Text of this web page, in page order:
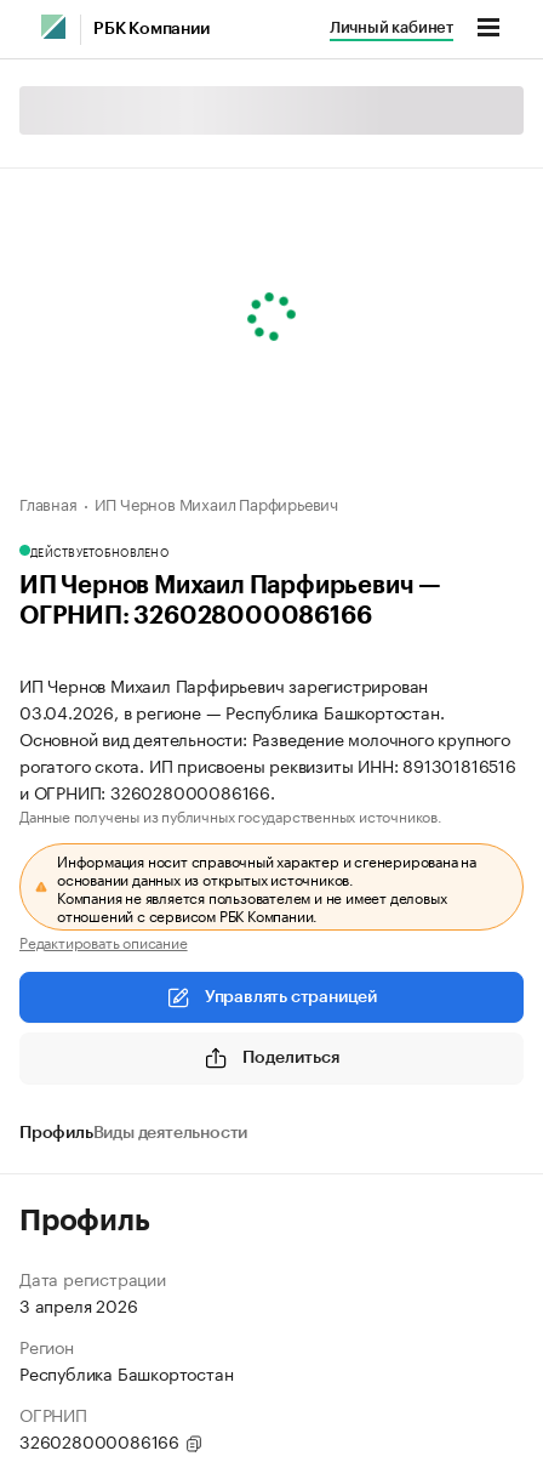
РБК Компании Личный кабинет
Главная ИП Чернов Михаил Парфирьевич
ДЕЙСТВУЕТОБНОВЛЕНО
ИП Чернов Михаил Парфирьевич —
ОГРНИП: 326028000086166
ИП Чернов Михаил Парфирьевич зарегистрирован
03.04.2026, в регионе — Республика Башкортостан.
Основной вид деятельности: Разведение молочного крупного
рогатого скота. ИП присвоены реквизиты ИНН: 891301816516
и ОГРНИП: 326028000086166.
Данные получены из публичных государственных источников.
Информация носит справочный характер и сгенерирована на
основании данных из открытых источников.
Компания не является пользователем и не имеет деловых
отношений с сервисом РБК Компании.
Редактировать описание
Управлять страницей
Поделиться
ПрофильВиды деятельности
Профиль
Дата регистрации
3 апреля 2026
Регион
Республика Башкортостан
ОГРНИП
326028000086166